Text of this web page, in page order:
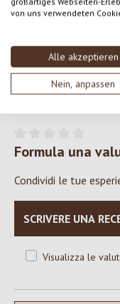
von uns verwendeten
Alle akzeptieren
Nein, anpassen
INGREDIENTI
Valutazione media di
Formula una
Condividi le tue
SCRIVERE UNA
Visualizza le